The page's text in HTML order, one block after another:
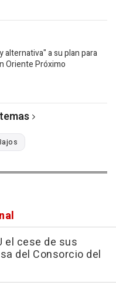
alternativa" a su plan para
Oriente Próximo
el cese de sus
del Consorcio del